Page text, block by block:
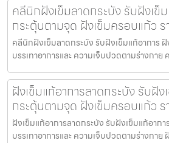
คลีนิกฝังเข็มลาดกระบัง รับฝังเข็
กระตุ้นตามจุด ฝังเข็มครอบแก้ว ร
คลีนิกฝังเข็มลาดกระบัง รับฝังเข็มแก้อาการ
บรรเทาอาการและ ความเจ็บปวดตามร่างกา
ฝังเข็มแก้อาการลาดกระบัง รับฝัง
กระตุ้นตามจุด ฝังเข็มครอบแก้ว ร
ฝังเข็มแก้อาการลาดกระบัง รับฝังเข็มแก้อาก
บรรเทาอาการและ ความเจ็บปวดตามร่างกาย